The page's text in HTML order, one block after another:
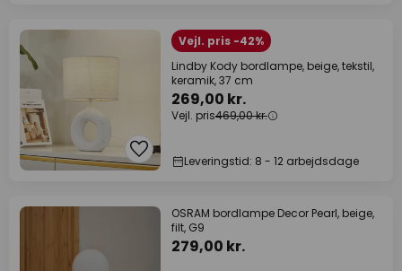
Vejl. pris -42%
Lindby Kody bordlampe, beige, tekstil,
keramik, 37 cm
269,00 kr.
Vejl. pris469,00 kr.
Leveringstid: 8 - 12 arbejdsdage
OSRAM bordlampe Decor Pearl, beige,
filt, G9
279,00 kr.